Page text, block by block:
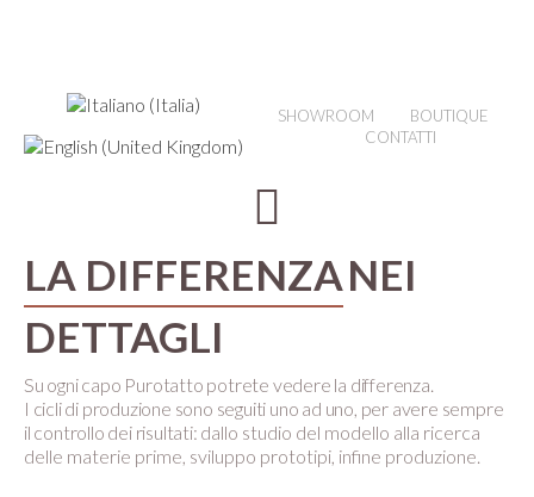
SHOWROOM
BOUTIQUE
CONTATTI
LA DIFFERENZANEI
DETTAGLI
Su ogni capo Purotatto potrete vedere la differenza.
I cicli di produzione sono seguiti uno ad uno, per avere sempre
il controllo dei risultati: dallo studio del modello alla ricerca
delle materie prime, sviluppo prototipi, infine produzione.